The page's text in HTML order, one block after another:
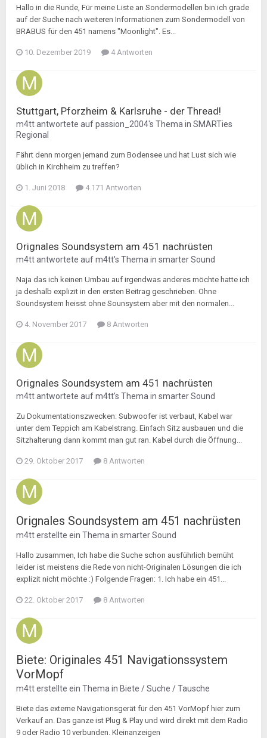
Hallo in die Runde, Für meine Liste an Sondermodellen bin ich grade
auf der Suche nach weiteren Informationen zum Sondermodell von
BRABUS für den 451 namens "Moonlight". Es...
10. Dezember 2019 4 Antworten
Stuttgart, Pforzheim & Karlsruhe - der Thread!
m4ttantwortete aufpassion_2004's Thema in SMARTies
Regional
Fährt denn morgen jemand zum Bodensee und hat Lust sich wie
üblich in Kirchheim zu treffen?
1. Juni 2018 4.171 Antworten
Orignales Soundsystem am 451 nachrüsten
m4ttantwortete aufm4tt's Thema in smarter Sound
Naja das ich keinen Umbau auf irgendwas anderes möchte hatte ich
ja deshalb explizit in den ersten Beitrag geschrieben. Ohne
Soundsystem heisst ohne Sounsystem aber mit den normalen...
4. November 2017 8 Antworten
Orignales Soundsystem am 451 nachrüsten
m4ttantwortete aufm4tt's Thema in smarter Sound
Zu Dokumentationszwecken: Subwoofer ist verbaut, Kabel war
unter dem Teppich am Kabelstrang. Einfach Sitz ausbauen und die
Sitzhalterung dann kommt man gut ran. Kabel durch die Öffnung...
29. Oktober 2017 8 Antworten
Orignales Soundsystem am 451 nachrüsten
m4tterstellte ein Thema in smarter Sound
Hallo zusammen, Ich habe die Suche schon ausführlich bemüht
leider ist meistens die Rede von nicht-Originalen Lösungen die ich
explizit nicht möchte :) Folgende Fragen: 1. Ich habe ein 451...
22. Oktober 2017 8 Antworten
Biete: Originales 451 Navigationssystem
VorMopf
m4tterstellte ein Thema in Biete / Suche / Tausche
Biete das externe Navigationsgerät für den 451 VorMopf hier zum
Verkauf an. Das ganze ist Plug & Play und wird direkt mit dem Radio
9 oder Radio 10 verbunden. Kleinanzeigen